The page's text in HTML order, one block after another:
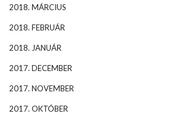
2018. MÁRCIUS
2018. FEBRUÁR
2018. JANUÁR
2017. DECEMBER
2017. NOVEMBER
2017. OKTÓBER